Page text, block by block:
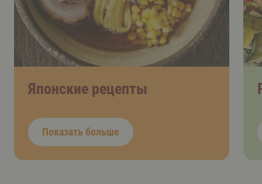
Японские рецепты
Показать больше